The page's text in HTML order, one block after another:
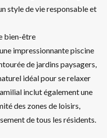
style de vie responsable et
bien-être
impressionnante piscine
de jardins paysagers,
idéal pour se relaxer
inclut également une
des zones de loisirs,
de tous les résidents.